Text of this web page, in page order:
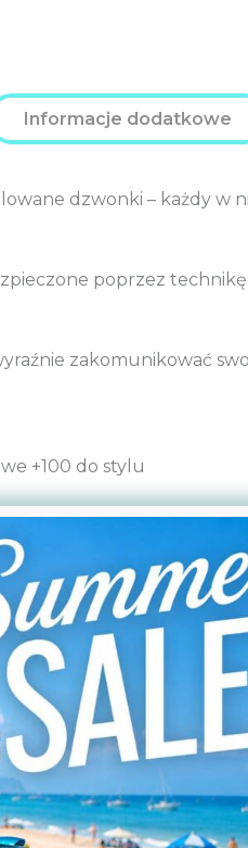
Informacje dodatkowe
dzwonki – każdy w
poprzez
zakomunikować
+100 do stylu